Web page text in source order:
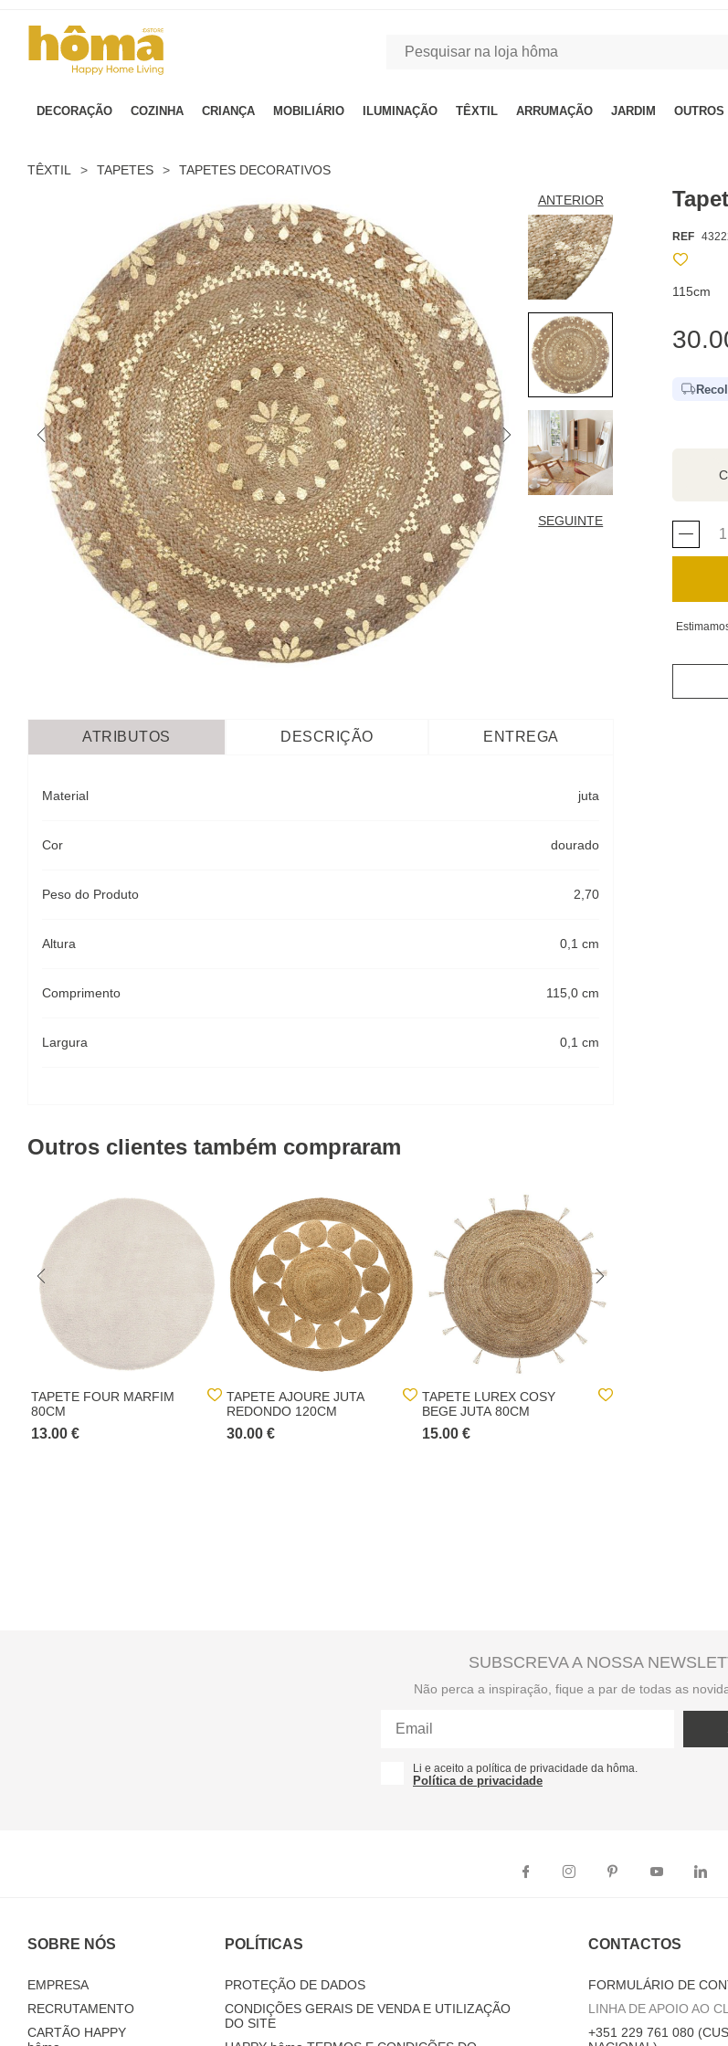
DECORAÇÃO COZINHA CRIANÇA MOBILIÁRIO ILUMINAÇÃO TÊXTIL ARRUMAÇÃO JARDIM OUTROS
TÊXTIL > TAPETES > TAPETES DECORATIVOS
ANTERIOR
SEGUINTE
REF
115cm
ATRIBUTOS DESCRIÇÃO ENTREGA
Material juta
Cor dourado
Peso do Produto 2,70
Altura 0,1 cm
Comprimento 115,0 cm
Largura 0,1 cm
Outros clientes também compraram
TAPETE FOUR MARFIM
80CM
13.00 €
TAPETE AJOURE JUTA
REDONDO 120CM
30.00 €
TAPETE LUREX COSY
BEGE JUTA 80CM
15.00 €
SUBSCREVA A NOSSA
Não perca a inspiração, fique a par de todas as
Li e aceito a política de privacidade da hôma.
Política de privacidade
SOBRE NÓS
EMPRESA
RECRUTAMENTO
CARTÃO HAPPY
POLÍTICAS
PROTEÇÃO DE DADOS
CONDIÇÕES GERAIS DE VENDA E UTILIZAÇÃO
DO SITE
CONTACTOS
FORMULÁRIO DE
LINHA DE APOIO AO
+351 229 761 080